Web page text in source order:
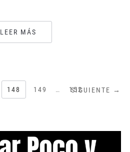
LEER MÁS
148 149 … 152
SIGUIENTE →